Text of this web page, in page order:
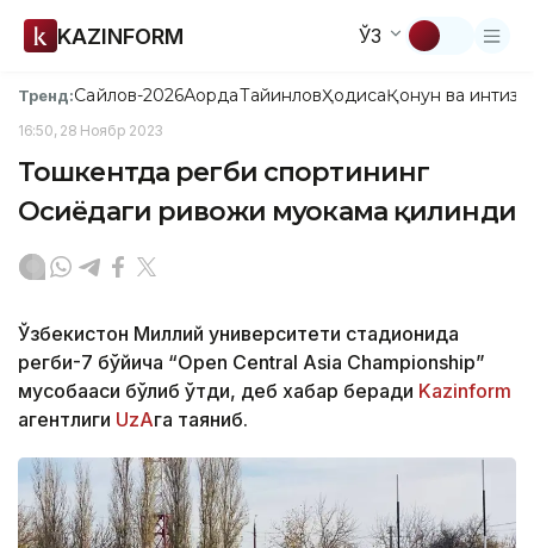
KAZINFORM ЎЗ
Тренд:Сайлов-2026АқордаТайинловҲодисаҚонун ва
16:50, 28 Ноябр 2023
Тошкентда регби спортининг
Осиёдаги ривожи муҳокама қилинди
Ўзбекистон Миллий университети стадионида
регби-7 бўйича “Open Central Asia Championship”
мусобақаси бўлиб ўтди, деб хабар беради Kazinform
агентлиги UzAга таяниб.